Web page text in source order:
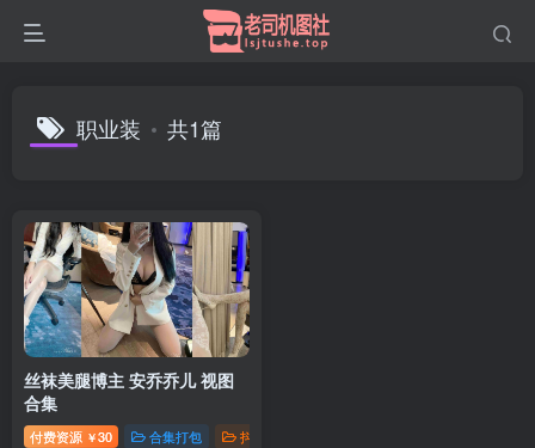
职业装 共1篇
丝袜美腿博主 安乔乔儿 视图
合集
付费资源 ￥30 合集打包 抖音微密